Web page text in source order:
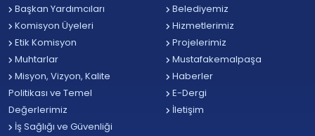
Başkan Yardımcıları
Komisyon Üyeleri
Etik Komisyon
Muhtarlar
Misyon, Vizyon, Kalite
Politikası ve Temel
Değerlerimiz
İş Sağlığı ve Güvenliği
Belediyemiz
Hizmetlerimiz
Projelerimiz
Mustafakemalpaşa
Haberler
E-Dergi
İletişim